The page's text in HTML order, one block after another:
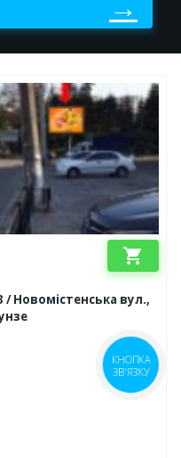
shopping_cart
/ Новомістенська вул.,
КНОПКА
ЗВ'ЯЗКУ